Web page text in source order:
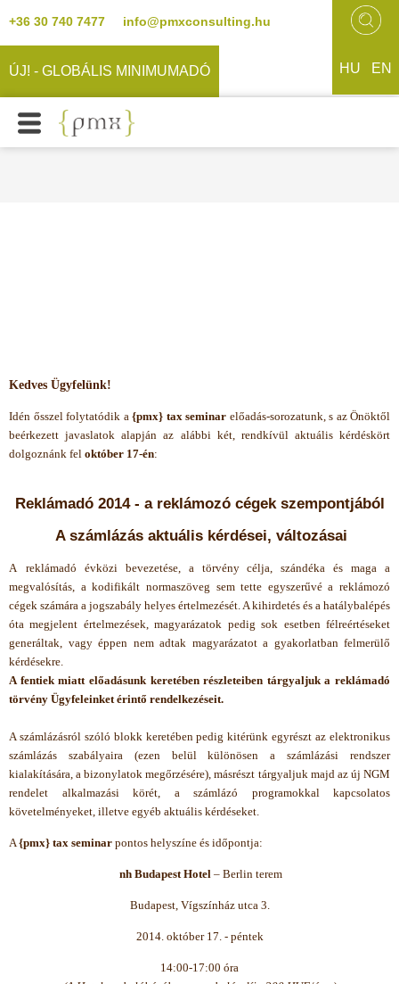
+36 30 740 7477 info@pmxconsulting.hu
ÚJ! - GLOBÁLIS MINIMUMADÓ HU EN
Kedves Ügyfelünk!
Idén ősszel folytatódik a {pmx} tax seminar előadás-sorozatunk, s az Önöktől
beérkezett javaslatok alapján az alábbi két, rendkívül aktuális kérdéskört
dolgoznánk fel október 17-én:
Reklámadó 2014 - a reklámozó cégek szempontjából
A számlázás aktuális kérdései, változásai
A
reklámadó évközi bevezetése, a törvény célja, szándéka és maga a
megvalósítás, a kodifikált normaszöveg sem tette egyszerűvé a reklámozó
cégek számára a jogszabály helyes értelmezését. A kihirdetés és a hatálybalépés
óta megjelent értelmezések, magyarázatok pedig sok esetben félreértéseket
generáltak, vagy éppen nem adtak magyarázatot a gyakorlatban felmerülő
kérdésekre.
A fentiek miatt előadásunk keretében részleteiben tárgyaljuk a reklámadó
törvény Ügyfeleinket érintő rendelkezéseit.
A számlázásról szóló blokk keretében pedig kitérünk egyrészt az elektronikus
számlázás szabályaira (ezen belül különösen a számlázási rendszer
kialakítására, a bizonylatok megőrzésére), másrészt tárgyaljuk majd az új NGM
rendelet alkalmazási körét, a számlázó programokkal kapcsolatos
követelményeket, illetve egyéb aktuális kérdéseket.
A{pmx} tax seminar pontos helyszíne és időpontja:
nh Budapest Hotel – Berlin terem
Budapest, Vígszínház utca 3.
2014. október 17. - péntek
14:00-17:00 óra